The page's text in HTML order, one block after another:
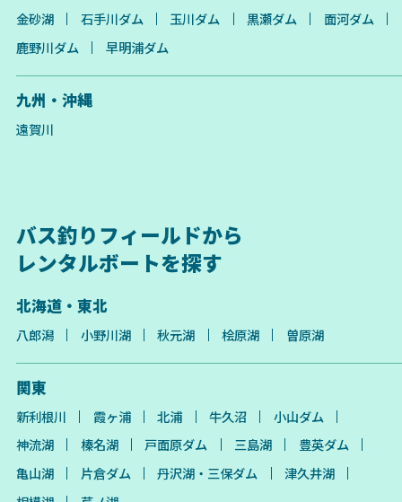
金砂湖
石手川ダム 玉川ダム 黒瀬ダム
面河ダム
鹿野川ダム
早明浦ダム
九州・沖縄
遠賀川
バス釣りフィールドから
レンタルボートを探す
北海道・東北
八郎潟 小野川湖 秋元湖 桧原湖 曽原湖
関東
新利根川 霞ヶ浦 北浦 牛久沼
小山ダム
神流湖
榛名湖 戸面原ダム 三島湖
豊英ダム
亀山湖
片倉ダム 丹沢湖・三保ダム
津久井湖